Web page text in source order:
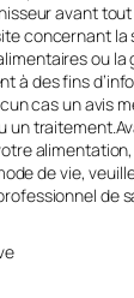
avant
concernant
ou la
à des fins
cas un avis
un
de vie,
de